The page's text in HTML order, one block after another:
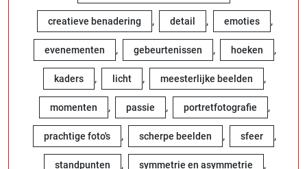
creatieve benadering , detail , emoties ,
evenementen , gebeurtenissen , hoeken ,
kaders , licht , meesterlijke beelden ,
momenten , passie , portretfotografie ,
prachtige foto's , scherpe beelden , sfeer ,
standpunten , symmetrie en asymmetrie ,